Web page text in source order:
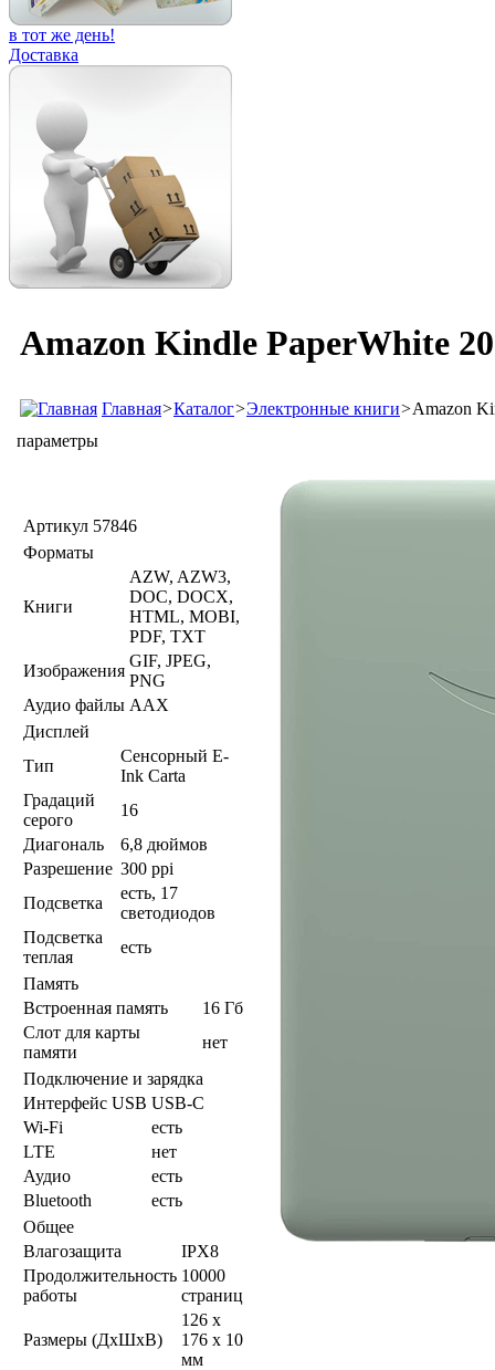
в тот же день!
Доставка
Amazon Kindle PaperWhite
Главная>Каталог>Электронные книги>Amazon
параметры
Артикул 57846
Форматы
Книги
AZW, AZW3,
DOC, DOCX,
HTML, MOBI,
PDF, TXT
Изображения
GIF, JPEG,
PNG
Аудио файлы AAX
Дисплей
Тип
Сенсорный E-
Ink Carta
Градаций
серого
16
Диагональ
6,8 дюймов
Разрешение 300 ppi
Подсветка
есть, 17
светодиодов
Подсветка
теплая
есть
Память
Встроенная память
16 Гб
Слот для карты
памяти
нет
Подключение и зарядка
Интерфейс USB USB-C
Wi-Fi
есть
LTE
нет
Аудио
есть
Bluetooth
есть
Общее
Влагозащита
IPX8
Продолжительность
работы
10000
страниц
Размеры (ДхШхВ)
126 x
176 x 10
мм